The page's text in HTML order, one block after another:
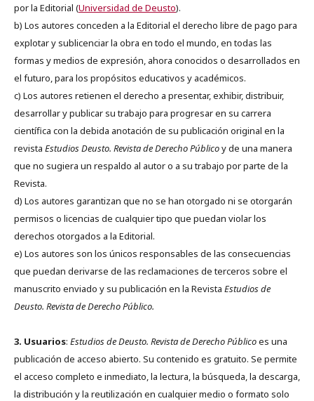
por la Editorial (Universidad de Deusto).
b) Los autores conceden a la Editorial el derecho libre de pago para
explotar y sublicenciar la obra en todo el mundo, en todas las
formas y medios de expresión, ahora conocidos o desarrollados en
el futuro, para los propósitos educativos y académicos.
c) Los autores retienen el derecho a presentar, exhibir, distribuir,
desarrollar y publicar su trabajo para progresar en su carrera
científica con la debida anotación de su publicación original en la
revista Estudios Deusto. Revista de Derecho Públicoy de una manera
que no sugiera un respaldo al autor o a su trabajo por parte de la
Revista.
d) Los autores garantizan que no se han otorgado ni se otorgarán
permisos o licencias de cualquier tipo que puedan violar los
derechos otorgados a la Editorial.
e) Los autores son los únicos responsables de las consecuencias
que puedan derivarse de las reclamaciones de terceros sobre el
manuscrito enviado y su publicación en la Revista Estudios de
Deusto. Revista de Derecho Público.
3. Usuarios: Estudios de Deusto. Revista de Derecho Públicoes una
publicación de acceso abierto. Su contenido es gratuito. Se permite
el acceso completo e inmediato, la lectura, la búsqueda, la descarga,
la distribución y la reutilización en cualquier medio o formato solo